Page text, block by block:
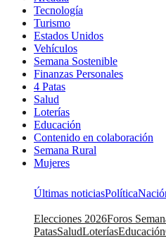
Tecnología
Turismo
Estados Unidos
Vehículos
Semana Sostenible
Finanzas Personales
4 Patas
Salud
Loterías
Educación
Contenido en colaboración
Semana Rural
Mujeres
Últimas noticiasPolítica
Elecciones 2026Foros
PatasSaludLoteríasEducación